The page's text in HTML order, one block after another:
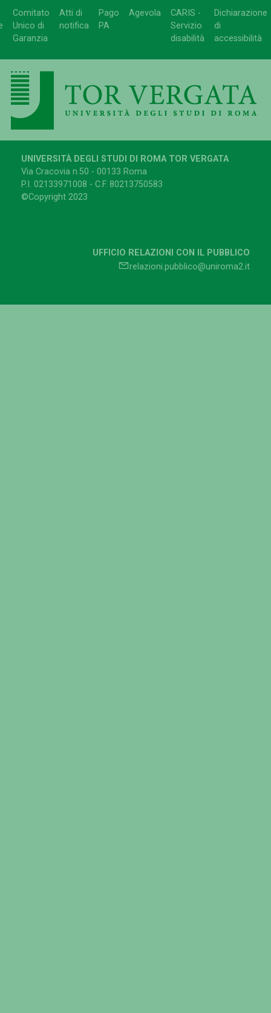
Comitato
Unico di
Garanzia
Atti di
notifica
Pago
PA
Agevola
CARIS -
Servizio
disabilità
Dichiarazione
di
accessibilità
UNIVERSITÀ DEGLI STUDI DI ROMA TOR VERGATA
Via Cracovia n.50 - 00133 Roma
P.I. 02133971008 - C.F. 80213750583
©Copyright 2023
UFFICIO RELAZIONI CON IL PUBBLICO
relazioni.pubblico@uniroma2.it